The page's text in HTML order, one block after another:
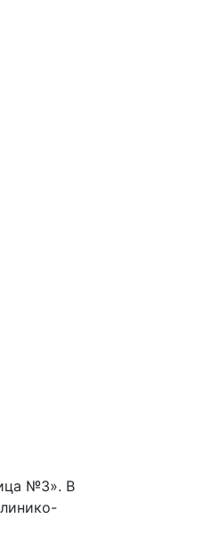
№3». В